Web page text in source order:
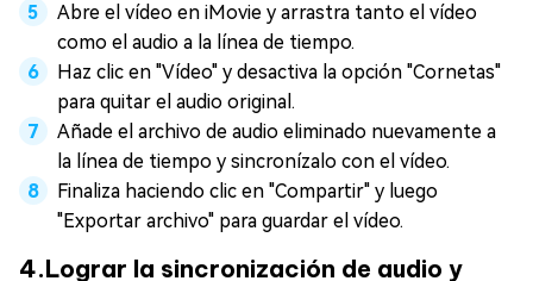
Abre el vídeo en iMovie y arrastra tanto el vídeo
como el audio a la línea de tiempo.
Haz clic en "Vídeo" y desactiva la opción "Cornetas"
para quitar el audio original.
Añade el archivo de audio eliminado nuevamente a
la línea de tiempo y sincronízalo con el vídeo.
Finaliza haciendo clic en "Compartir" y luego
"Exportar archivo" para guardar el vídeo.
4.Lograr la sincronización de audio y